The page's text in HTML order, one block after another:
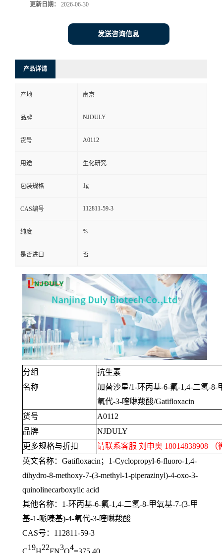
更新日期： 2026-06-30
发送咨询信息
产品详请
产地 南京
品牌 NJDULY
货号 A0112
用途 生化研究
包装规格 1g
CAS编号 112811-59-3
纯度 %
是否进口 否
分组
抗生素
名称
加替沙星/1-环丙基-6-氟-1,4-二氢-8-
氧代-3-喹啉羧酸/Gatifloxacin
货号
A0112
品牌
NJDULY
更多规格与折扣
请联系客服 刘申奥 18014838908
英文名称： Gatifloxacin ； 1-Cyclopropyl-6-fluoro-1,4-
dihydro-8-methoxy-7-(3-methyl-1-piperazinyl)-4-oxo-3-
quinolinecarboxylic acid
其他名称： 1-环丙基-6-氟-1,4-二氢-8-甲氧基-7-(3-甲
基-1-哌嗪基)-4-氧代-3-喹啉羧酸
CAS号： 112811-59-3
19 22 3 4